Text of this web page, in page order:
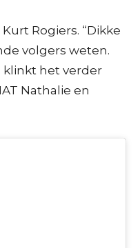
Rogiers. “Dikke
volgers weten.
klinkt het verder
Nathalie en